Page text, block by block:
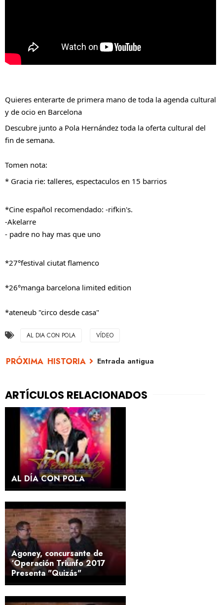
Quieres enterarte de primera mano de toda la agenda cultural
y de ocio en Barcelona
Descubre junto a Pola Hernández toda la oferta cultural del
fin de semana.
Tomen nota:
* Gracia rie: talleres, espectaculos en 15 barrios
*Cine español recomendado: -rifkin's.
-Akelarre
- padre no hay mas que uno
*27°festival ciutat flamenco
*26°manga barcelona limited edition
*ateneub "circo desde casa"
AL DIA CON POLA VÍDEO
Entrada antigua
AL DÍA CON POLA
Agoney, concursante de
‘Operación Triunfo 2017
Presenta "Quizás"